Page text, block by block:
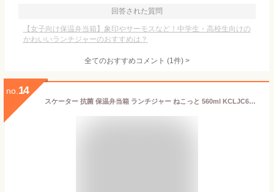
回答された質問
【女子向け保温弁当箱】象印やサーモスなど！中学生・高校生向けの
かわいいランチジャーのおすすめは？
全てのおすすめコメント (1件) >
no. 14
スケーター 抗菌 保温弁当箱 ランチジャー ねこっと 560ml KCLJC6AG-A